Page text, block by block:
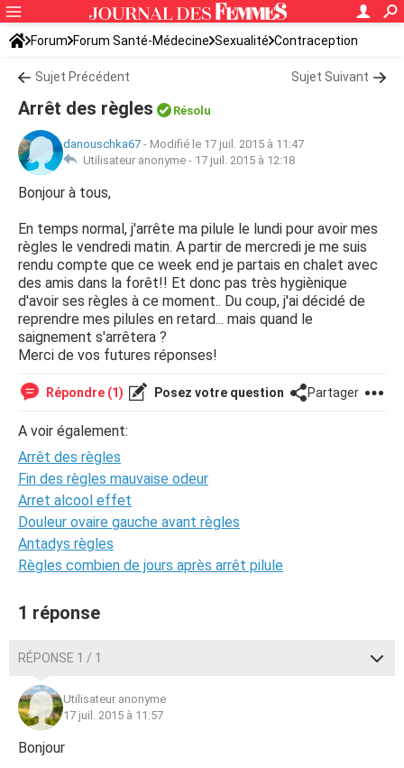
Forum Forum Santé-Médecine Sexualité Contraception
Sujet Précédent Sujet Suivant
Arrêt des règles Résolu
danouschka67 - Modifié le 17 juil. 2015 à 11:47
Utilisateur anonyme - 17 juil. 2015 à 12:18
Bonjour à tous,
En temps normal, j'arrête ma pilule le lundi pour avoir mes
règles le vendredi matin. A partir de mercredi je me suis
rendu compte que ce week end je partais en chalet avec
des amis dans la forêt!! Et donc pas très hygiènique
d'avoir ses règles à ce moment.. Du coup, j'ai décidé de
reprendre mes pilules en retard... mais quand le
saignement s'arrêtera ?
Merci de vos futures réponses!
Répondre (1) Posez votre question Partager
A voir également:
Arrêt des règles
Fin des règles mauvaise odeur
Arret alcool effet
Douleur ovaire gauche avant règles
Antadys règles
Règles combien de jours après arrêt pilule
1 réponse
RÉPONSE 1 / 1
Utilisateur anonyme
17 juil. 2015 à 11:57
Bonjour